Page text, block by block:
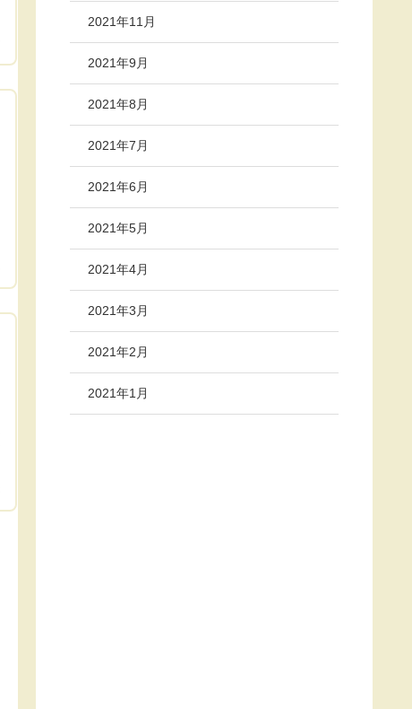
2021年11月
2021年9月
2021年8月
2021年7月
2021年6月
2021年5月
2021年4月
2021年3月
2021年2月
2021年1月